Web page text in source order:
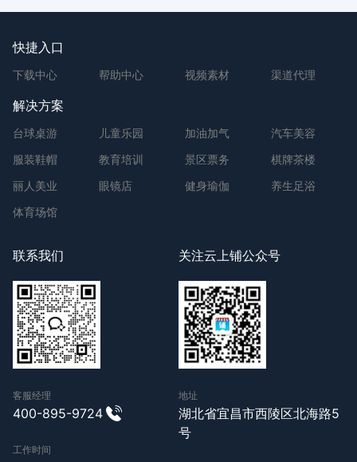
快捷入口
下载中心 帮助中心 视频素材 渠道代理
解决方案
台球桌游 儿童乐园 加油加气
汽车美容
服装鞋帽
教育培训 景区票务
棋牌茶楼
丽人美业
眼镜店 健身瑜伽
养生足浴
体育场馆
联系我们
客服经理
400-895-9724
工作时间
关注云上铺公众号
地址
湖北省宜昌市西陵区北海路5
号